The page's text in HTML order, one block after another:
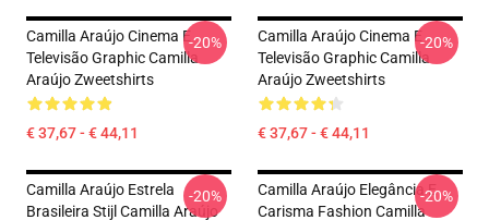
Camilla Araújo Cinema E
Televisão Graphic Camilla
Araújo Zweetshirts
€ 37,67 - € 44,11
-20%
Camilla Araújo Cinema E
Televisão Graphic Camilla
Araújo Zweetshirts
€ 37,67 - € 44,11
-20%
Camilla Araújo Estrela
Brasileira Stijl Camilla Araújo
-20%
Camilla Araújo Elegância E
Carisma Fashion Camilla
-20%